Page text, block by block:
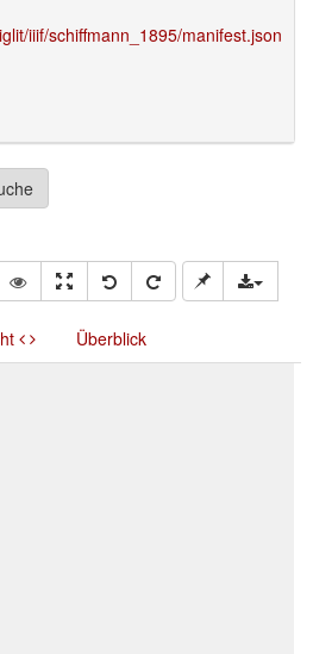
iiif/schiffmann_1895/manifest.json
Überblick